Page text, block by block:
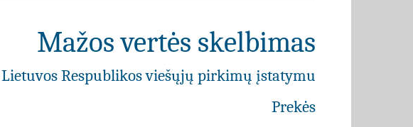
Mažos vertės skelbimas
Respublikos viešųjų pirkimų įstatymu
Prekės